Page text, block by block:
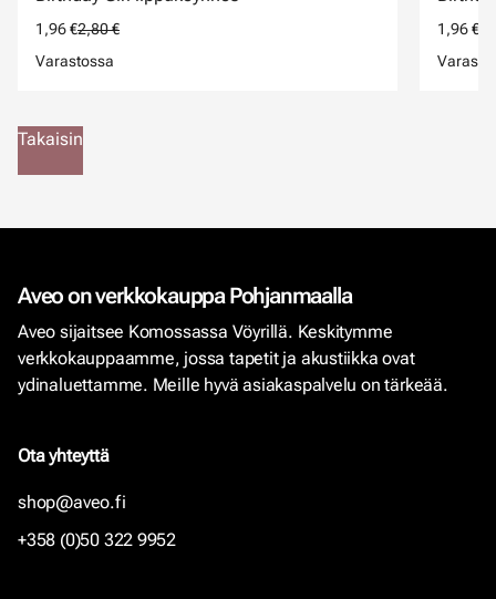
1,96 €2,80 €
Varastossa
1,96 €
Takaisin
Aveo on verkkokauppa Pohjanmaalla
Aveo sijaitsee Komossassa Vöyrillä. Keskitymme
verkkokauppaamme, jossa tapetit ja akustiikka ovat
ydinaluettamme. Meille hyvä asiakaspalvelu on tärkeää.
Ota yhteyttä
shop@aveo.fi
+358 (0)50 322 9952